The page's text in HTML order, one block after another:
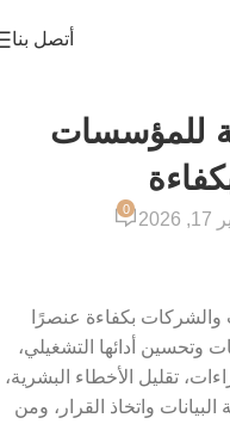
أتصل بنا
للمؤسسات
0
بكفاءة عنصرًا
أدائها التشغيلي،
تقليل الأخطاء البشرية،
واتخاذ القرار، ومن